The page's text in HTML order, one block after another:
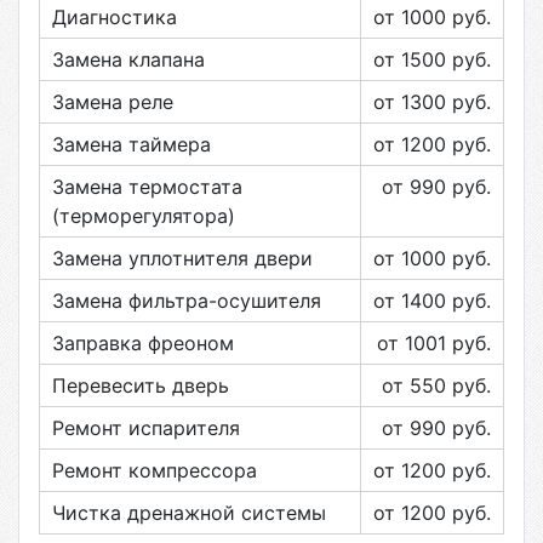
Диагностика от 1000 руб.
Замена клапана
от 1500 руб.
Замена реле
от 1300 руб.
Замена таймера
от 1200 руб.
Замена термостата
(терморегулятора)
от 990 руб.
Замена уплотнителя двери от 1000 руб.
Замена фильтра-осушителя
от 1400 руб.
Заправка фреоном
от 1001 руб.
Перевесить дверь
от 550 руб.
Ремонт испарителя
от 990 руб.
Ремонт компрессора
от 1200 руб.
Чистка дренажной системы
от 1200 руб.